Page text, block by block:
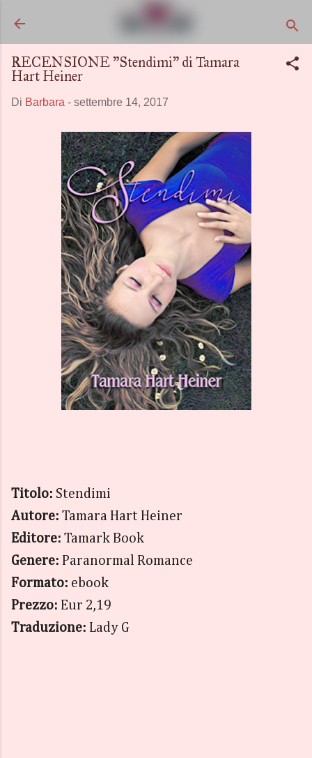
RECENSIONE "Stendimi" di Tamara
Hart Heiner
Di Barbara - settembre 14, 2017
Titolo: Stendimi
Autore: Tamara Hart Heiner
Editore: Tamark Book
Genere: Paranormal Romance
Formato: ebook
Prezzo: Eur 2,19
Traduzione: Lady G